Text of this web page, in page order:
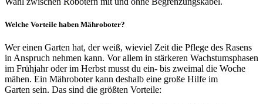
Welche Vorteile haben Mähroboter?
Wer einen Garten hat, der weiß, wieviel Zeit die Pflege des Rasens
in Anspruch nehmen kann. Vor allem in stärkeren Wachstumsphasen
im Frühjahr oder im Herbst musst du ein- bis zweimal die Woche
mähen. Ein Mähroboter kann deshalb eine große Hilfe im
Garten sein. Das sind die größten Vorteile: